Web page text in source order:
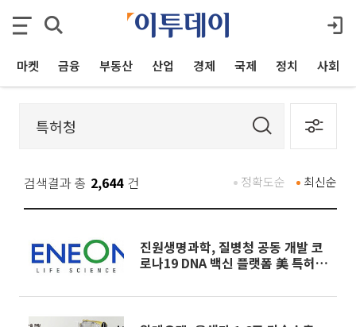
마켓 금융 부동산 산업 경제 국제 정치 사회
검색결과 총 2,644 건 최신순
정확도순
진원생명과학, 질병청 공동 개발 코
로나19 DNA 백신 플랫폼 美 특허